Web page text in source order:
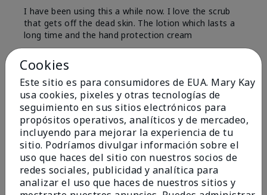
I have been using this a while now. I love the scrub
that gets off the dead skin. The lotion which lasts a
long time and the hand protection cream
Conclusión
Sí, recomendaría a un amigo
¿Le ha resultado útil esta
opinión?
15 0
Marcar esta opinión
Cookies
Este sitio es para consumidores de EUA. Mary Kay
usa cookies, pixeles y otras tecnologías de
seguimiento en sus sitios electrónicos para
propósitos operativos, analíticos y de mercadeo,
incluyendo para mejorar la experiencia de tu
sitio. Podríamos divulgar información sobre el
uso que haces del sitio con nuestros socios de
redes sociales, publicidad y analítica para
analizar el uso que haces de nuestros sitios y